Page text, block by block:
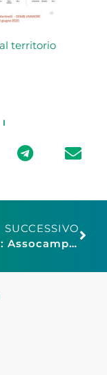
territorio
SUCCESSIVO
Turismo: Assocamping, bene proroga adempimenti catastali per le strutture ricettive all’aria aperta